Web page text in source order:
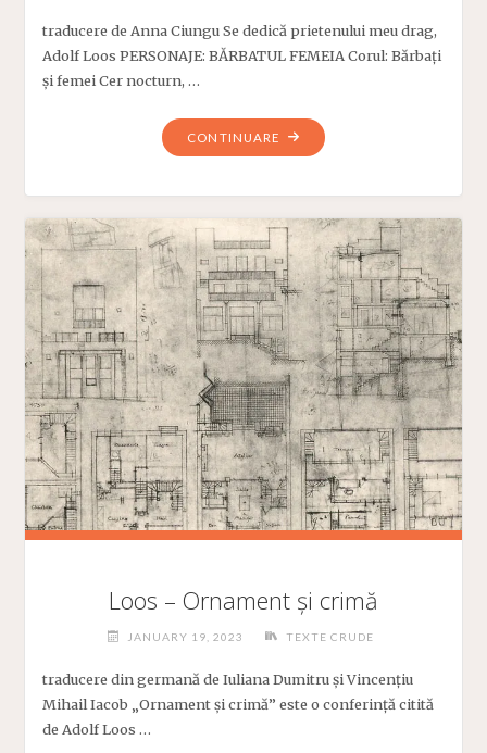
traducere de Anna Ciungu Se dedică prietenului meu drag,
Adolf Loos PERSONAJE: BĂRBATUL FEMEIA Corul: Bărbați
și femei Cer nocturn, …
CONTINUARE
"OSKAR
FEMEILOR
(1907)"
Loos – Ornament și crimă
JANUARY 19, 2023 TEXTE CRUDE
traducere din germană de Iuliana Dumitru și Vincențiu
Mihail Iacob „Ornament și crimă” este o conferință citită
de Adolf Loos …